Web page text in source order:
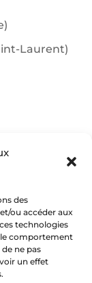
des
ou accéder aux
technologies
le comportement
ne pas
un effet
Laurent)